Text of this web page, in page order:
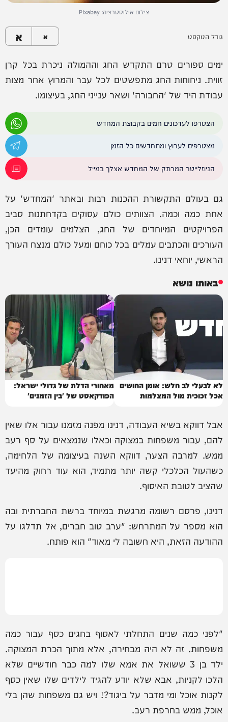
צילום אילוסטרציה: Pixabay
גודל הטקסט א א
ימים ספורים טרם התקדש החג וההמולה ניכרת בכל קרן
זווית. ניחוחות החג מתפשטים לכל עבר והמרוץ אחר מצות
עבודת היד של 'החבורה' ושאר ענייני החג, בעיצומו.
הצטרפו לעדכונים חמים בקבוצת המחדש
מצטרפים לערוץ ומתחדשים כל הזמן
הניוזלייטר המרתק של המחדש אצלך במייל
גם בעולם התקשורת ההכנות רבות ובאתר 'המחדש' על
אחת כמה וכמה. הצוותים כולם עסוקים בקדחתנות סביב
הפרויקטים המיוחדים של החג, הצלמים עומדים הכן,
העורכים והכתבים עמלים בכל כוחם ומעל כולם מנצח העורך
הראשי, יוחאי דנינו.
באותו נושא
לא לבעלי לב חלש: אומן החושים
אכל זכוכית מול המצלמות
מאחורי הדלת של גדולי ישראל:
הפודקאסט של 'בין הזמנים'
אבל דווקא בשיא העבודה, דנינו מפנה מזמנו עבור אלו שאין
להם, עבור משפחות במצוקה וכאלו שנמצאים על סף רעב
ממש. למרבה הצער, דווקא השנה בעיצומה של הלחימה,
כשהעול הכלכלי קשה יותר מתמיד, הוא עוד רחוק מהיעד
שהציב לטובת האיסוף.
דנינו, פרסם רשומה מרגשת במיוחד ברשת החברתית ובה
הוא מספר על המתרחש: "ערב טוב חברים, אל תדלגו על
ההודעה הזאת, היא חשובה לי מאוד" הוא פותח.
"לפני כמה שנים התחלתי לאסוף בחגים כסף עבור כמה
משפחות. זה לא היה מבחירה, אלא מתוך הכרת המצוקה.
ילד בן 3 ששואל את אמא שלו למה כבר חודשיים שלא
הלכו לקניות, אבא שלא יודע להגיד לילדים שלו שאין כסף
לקנות אוכל ומי מדבר על ביגוד?! ויש גם משפחות שהן בלי
אוכל, ממש בחרפת רעב.